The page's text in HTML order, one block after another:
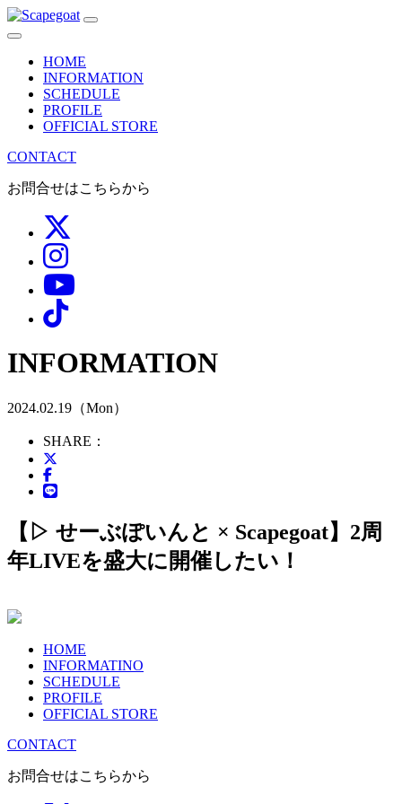
メ
ゲ
ー
HOME
INFORMATION
SCHEDULE
PROFILE
OFFICIAL STORE
CONTACT
お問合せはこちらから
INFORMATION
2024.02.19（Mon）
SHARE：
【▷ せーぶぽいんと × Scapegoat】2周
年LIVEを盛大に開催したい！
HOME
INFORMATINO
SCHEDULE
PROFILE
OFFICIAL STORE
CONTACT
お問合せはこちらから